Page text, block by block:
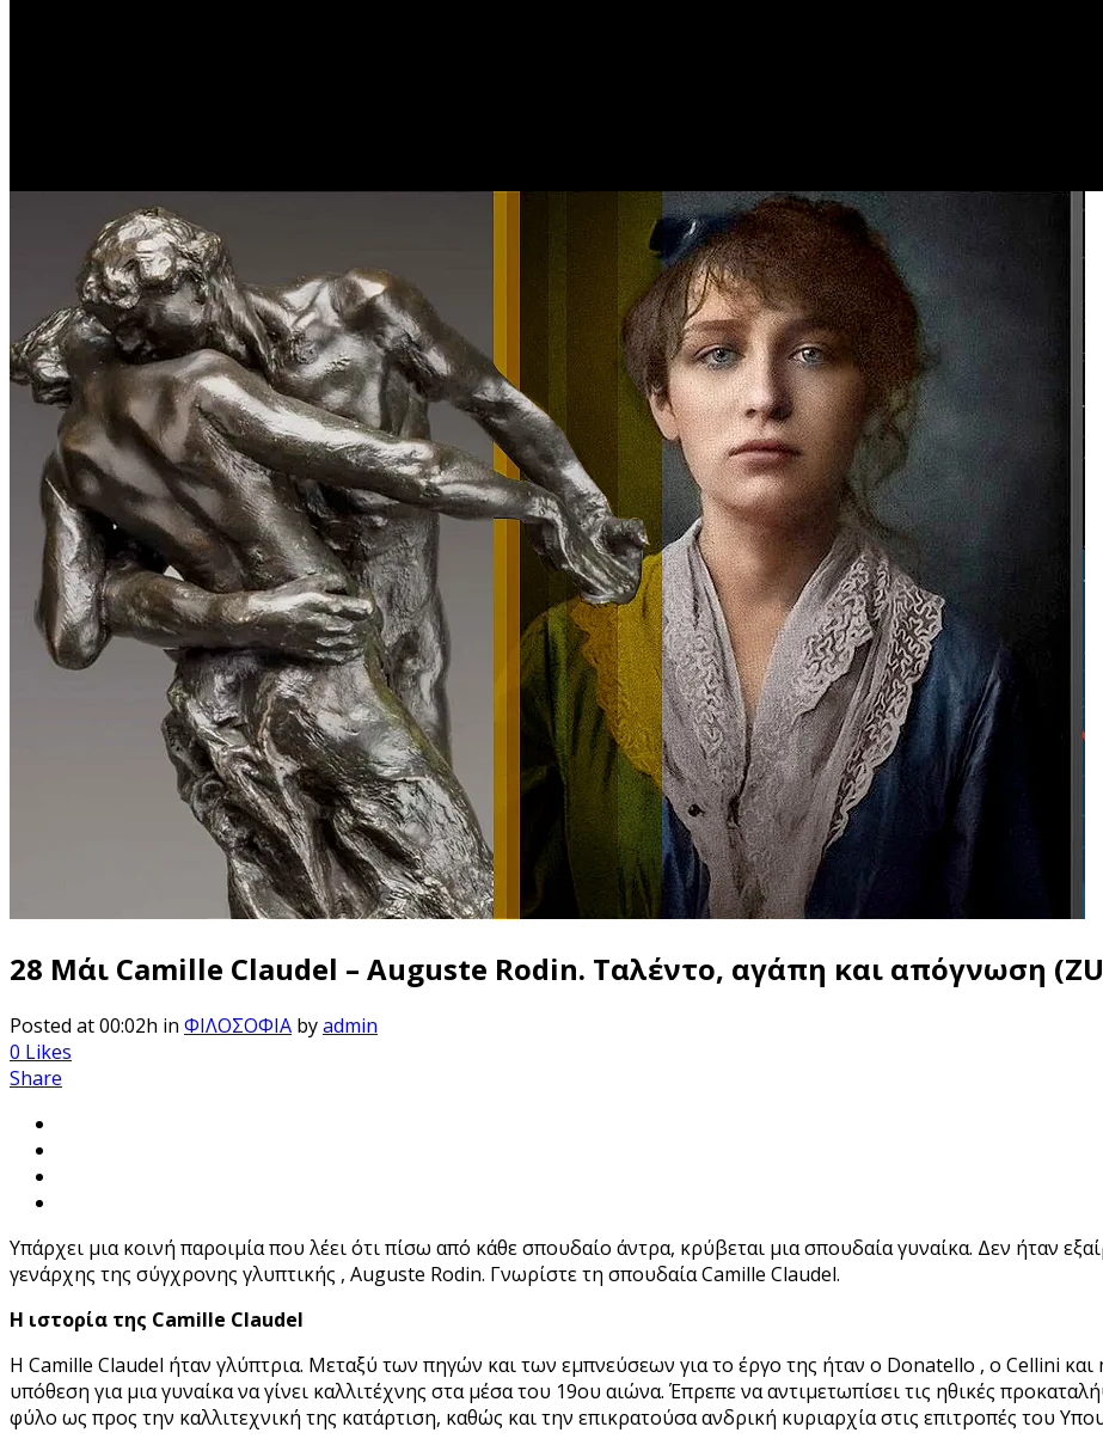
28 Μάι Camille Claudel – Auguste Rodin. Ταλέντο, αγάπη και απόγνωση
Posted at 00:02h in ΦΙΛΟΣΟΦΙΑ byadmin
0 Likes
Share
Υπάρχει μια κοινή παροιμία που λέει ότι πίσω από κάθε σπουδαίο άντρα, κρύβεται μια σπουδαία γυναίκα. Δεν ήταν
γενάρχης της σύγχρονης γλυπτικής , Auguste Rodin. Γνωρίστε τη σπουδαία Camille Claudel.
Η ιστορία της Camille Claudel
Η Camille Claudel ήταν γλύπτρια. Μεταξύ των πηγών και των εμπνεύσεων για το έργο της ήταν ο Donatello , ο Cellini
υπόθεση για μια γυναίκα να γίνει καλλιτέχνης στα μέσα του 19ου αιώνα. Έπρεπε να αντιμετωπίσει τις ηθικές
φύλο ως προς την καλλιτεχνική της κατάρτιση, καθώς και την επικρατούσα ανδρική κυριαρχία στις επιτροπές του